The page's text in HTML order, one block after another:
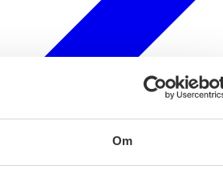
Om